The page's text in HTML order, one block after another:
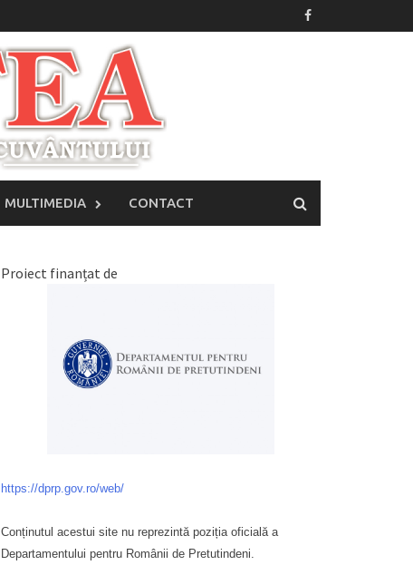
MULTIMEDIA CONTACT
Proiect finanțat de
https://dprp.gov.ro/web/
Conținutul acestui site nu reprezintă poziția oficială a
Departamentului pentru Românii de Pretutindeni.